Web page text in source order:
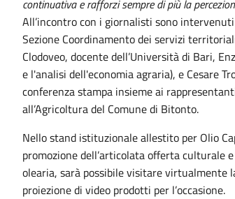
continuativa e rafforzi sempre di più la
All’incontro con i giornalisti sono
Sezione Coordinamento dei servizi
Clodoveo, docente dell’Università di Bari,
e l'analisi dell'economia agraria), e Cesare
conferenza stampa insieme ai
all’Agricoltura del Comune di Bitonto.
Nello stand istituzionale allestito per Olio
promozione dell’articolata offerta
olearia, sarà possibile visitare virtualmente
proiezione di video prodotti per l’occasione.